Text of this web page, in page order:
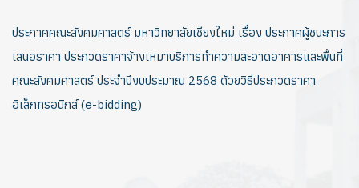
ประกาศคณะสังคมศาสตร์ มหาวิทยาลัยเชียงใหม่ เรื่อง ประกาศผู้ชนะการ
เสนอราคา ประกวดราคาจ้างเหมาบริการทำความสะอาดอาคารและพื้นที่
คณะสังคมศาสตร์ ประจำปีงบประมาณ 2568 ด้วยวิธีประกวดราคา
อิเล็กทรอนิกส์ (e-bidding)